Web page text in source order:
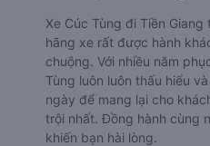
Xe Cúc Tùng đi Tiền
hãng xe rất được hành
chuộng. Với nhiều năm
Tùng luôn luôn thấu hiểu
ngày để mang lại cho
trội nhất. Đồng hành cùng
khiến bạn hài lòng.